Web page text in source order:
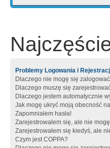
Problemy Logowania i
Dlaczego nie mogę się
Dlaczego muszę się
Dlaczego jestem automatycznie
Jak mogę ukryć moją obecność
Zapomniałem hasła!
Zarejestrowałem się, ale nie
Zarejestrowałem się kiedyś, ale
Czym jest COPPA?